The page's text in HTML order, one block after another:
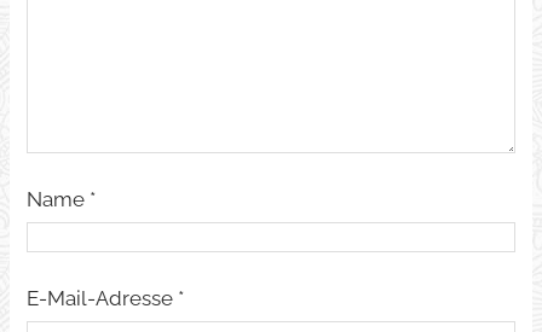
Name *
E-Mail-Adresse *